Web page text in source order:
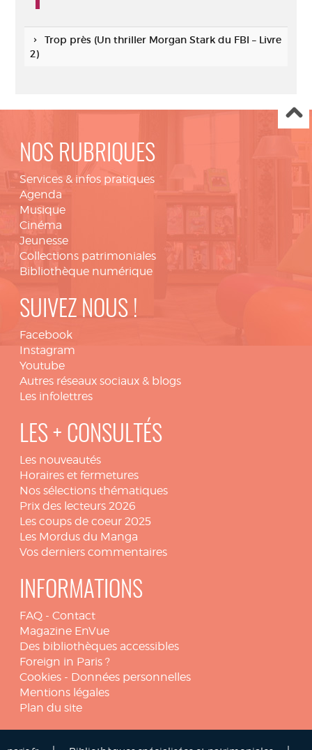
Trop près (Un thriller Morgan Stark du FBI – Livre
2)
NOS RUBRIQUES
Services & infos pratiques
Agenda
Musique
Cinéma
Jeunesse
Collections patrimoniales
Bibliothèque numérique
SUIVEZ NOUS !
Facebook
Instagram
Youtube
Autres réseaux sociaux & blogs
Les infolettres
LES + CONSULTÉS
Les nouveautés
Horaires et fermetures
Nos sélections thématiques
Prix des lecteurs 2026
Les coups de coeur 2025
Les Mordus du Manga
Vos derniers commentaires
INFORMATIONS
FAQ - Contact
Magazine EnVue
Des bibliothèques accessibles
Foreign in Paris ?
Cookies - Données personnelles
Mentions légales
Plan du site